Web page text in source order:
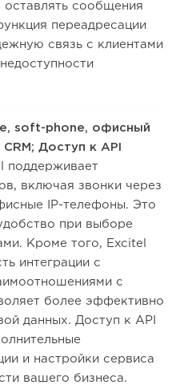
оставлять сообщения
переадресации
связь с клиентами
soft-phone, офисный
Доступ к API
поддерживает
включая звонки через
IP-телефоны. Это
при выборе
Кроме того, Excitel
интеграции с
с
более эффективно
данных. Доступ к API
и настройки сервиса
вашего бизнеса.